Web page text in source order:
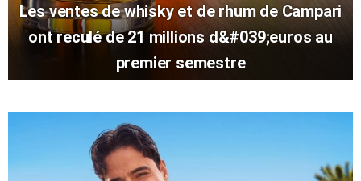
Les ventes de whisky et de rhum de Campari
ont reculé de 21 millions d&#039;euros au
premier semestre